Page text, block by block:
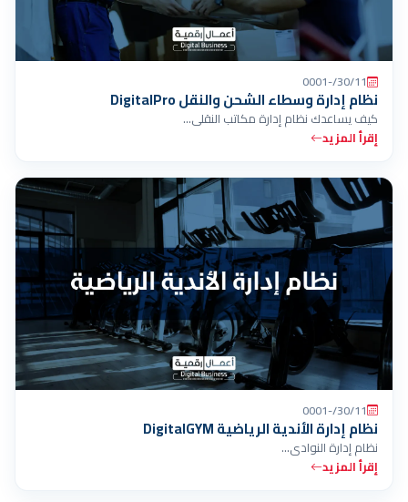
30/11/-0001
نظام إدارة وسطاء الشحن والنقل DigitalPro
كيف يساعدك نظام إدارة مكاتب النقلي…
إقرأ المزيد
30/11/-0001
نظام إدارة الأندية الرياضية DigitalGYM
نظام إدارة النوادي…
إقرأ المزيد